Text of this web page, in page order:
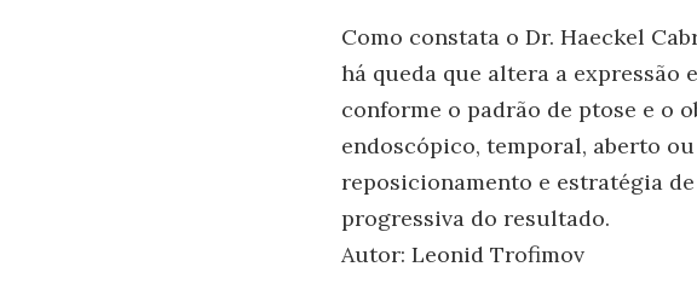
Como constata o Dr. Haeckel
há queda que altera a expressão
conforme o padrão de ptose e o
endoscópico, temporal, aberto
reposicionamento e estratégia
progressiva do resultado.
Autor: Leonid Trofimov